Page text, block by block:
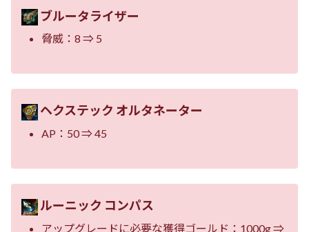
ブルータライザー
脅威：8 ⇒ 5
ヘクステック オルタネーター
AP：50 ⇒ 45
ルーニック コンパス
アップグレードに必要な獲得ゴールド：1000g ⇒